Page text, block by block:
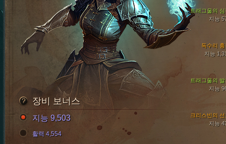
독수리 흉
지능
트래그울의 발
지능
트래그울의 심
지능
크리스빈의 선
지능
장비 보너스
지능 9,503
활력 4,554